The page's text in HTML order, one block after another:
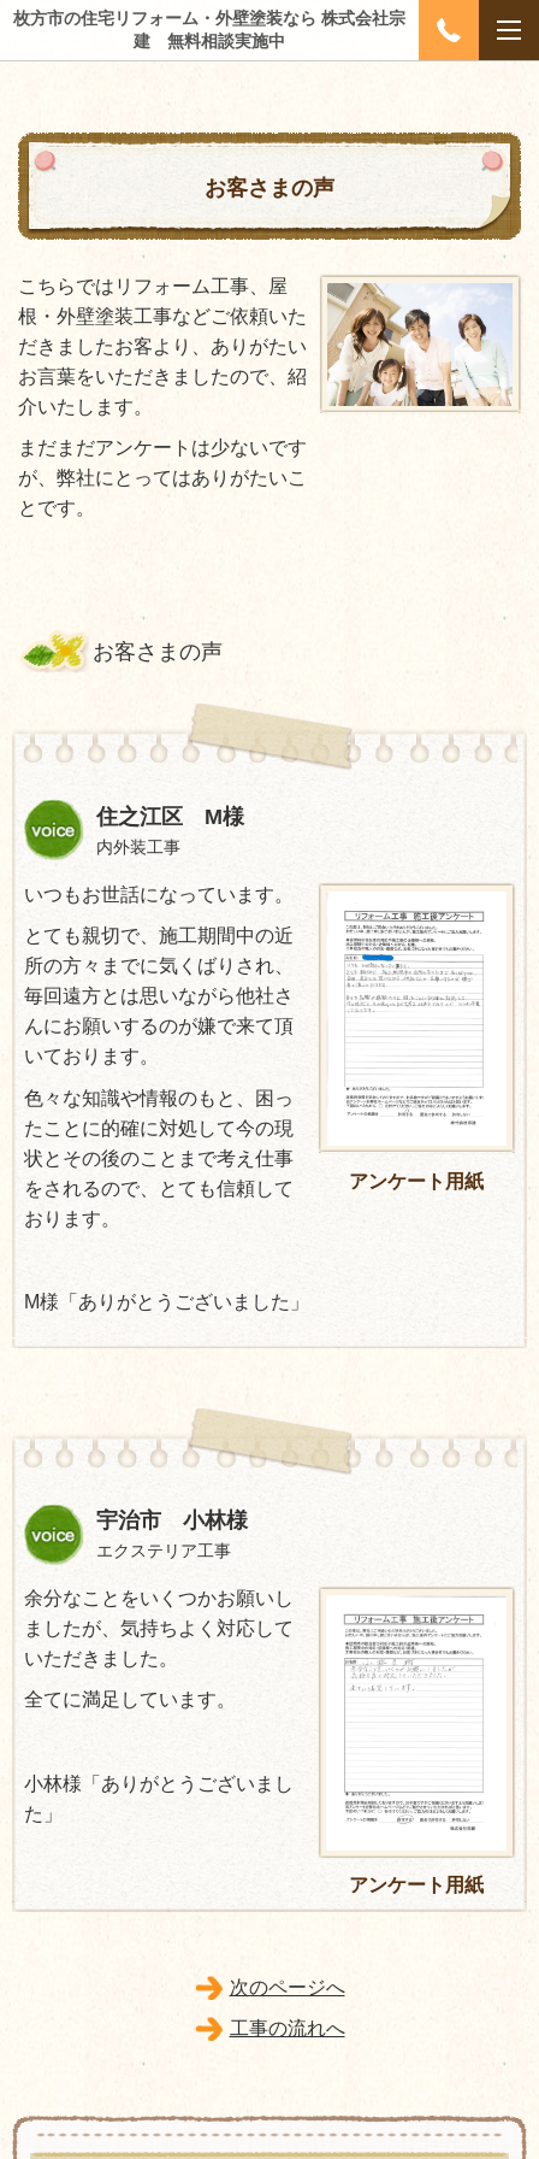
枚方市の住宅リフォーム・外壁塗装なら 株式会社宗
建 無料相談実施中
お客さまの声
こちらではリフォーム工事、屋
根・外壁塗装工事などご依頼いた
だきましたお客より、ありがたい
お言葉をいただきましたので、紹
介いたします。
まだまだアンケートは少ないです
が、弊社にとってはありがたいこ
とです。
お客さまの声
住之江区 M様
内外装工事
アンケート用紙
いつもお世話になっています。
とても親切で、施工期間中の近
所の方々までに気くばりされ、
毎回遠方とは思いながら他社さ
んにお願いするのが嫌で来て頂
いております。
色々な知識や情報のもと、困っ
たことに的確に対処して今の現
状とその後のことまで考え仕事
をされるので、とても信頼して
おります。
M様「ありがとうございました」
宇治市 小林様
エクステリア工事
アンケート用紙
余分なことをいくつかお願いし
ましたが、気持ちよく対応して
いただきました。
全てに満足しています。
小林様「ありがとうございまし
た」
次のページへ
工事の流れへ